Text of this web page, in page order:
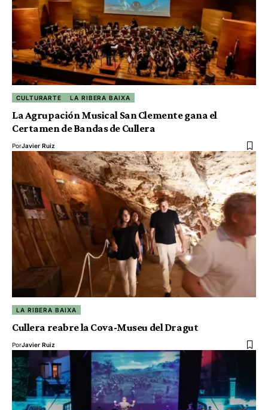
CULTURARTE LA RIBERA BAIXA
La Agrupación Musical San Clemente gana el
Certamen de Bandas de Cullera
PorJavier Ruiz
LA RIBERA BAIXA
Cullera reabre la Cova-Museu del Dragut
PorJavier Ruiz